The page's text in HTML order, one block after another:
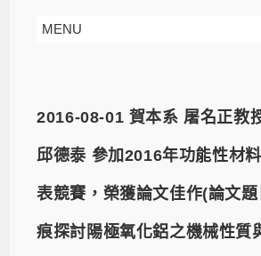
MENU
2016-08-01 賀本系 屠名正教
邱德泰 參加2016年功能性材
表競賽，榮獲論文佳作(論文
痕探討陽極氧化鋁之機械性質